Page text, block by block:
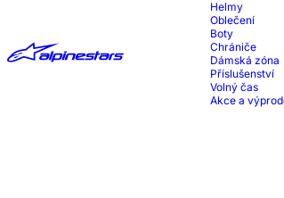
Helmy
Oblečení
Boty
Chrániče
Dámská zóna
Příslušenství
Volný čas
Akce a